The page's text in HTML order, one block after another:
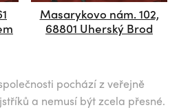
Masarykovo nám. 102,
68801 Uherský Brod
pochází z veřejně
a nemusí být zcela přesné.